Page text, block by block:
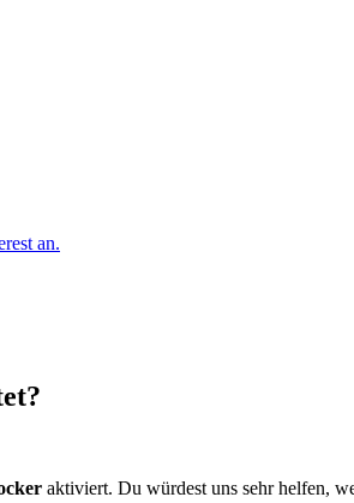
an.
aktiviert. Du würdest uns sehr helfen,